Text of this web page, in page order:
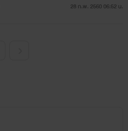
28 ก.พ. 2560 06:52 น.